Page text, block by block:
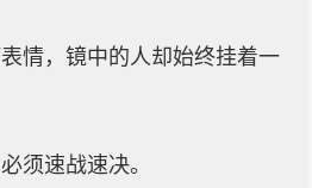
情，镜中的人却始终挂着一
须速战速决。